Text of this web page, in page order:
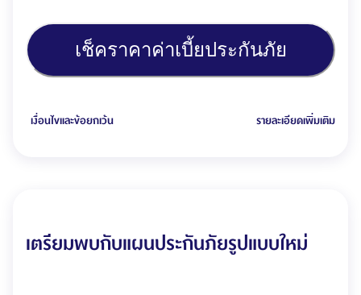
เช็คราคาค่าเบี้ยประกันภัย
เงื่อนไขและข้อยกเว้น รายละเอียดเพิ่มเติม
เตรียมพบกับแผนประกันภัยรูปแบบใหม่